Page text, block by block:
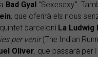
Bad Gyal "Sexesexy".
, que oferirà els nous
barceloní La Ludwig
per venir(The Indian
Oliver, que passarà per